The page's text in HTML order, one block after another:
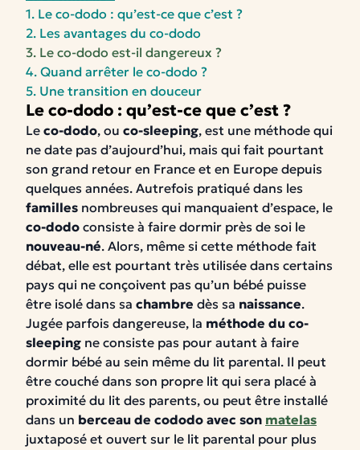
1. Le co-dodo : qu’est-ce que c’est ?
2. Les avantages du co-dodo
3. Le co-dodo est-il dangereux ?
4. Quand arrêter le co-dodo ?
5. Une transition en douceur
Le co-dodo : qu’est-ce que c’est ?
Le co-dodo, ou co-sleeping, est une méthode qui
ne date pas d’aujourd’hui, mais qui fait pourtant
son grand retour en France et en Europe depuis
quelques années. Autrefois pratiqué dans les
familles nombreuses qui manquaient d’espace, le
co-dodo consiste à faire dormir près de soi le
nouveau-né. Alors, même si cette méthode fait
débat, elle est pourtant très utilisée dans certains
pays qui ne conçoivent pas qu’un bébé puisse
être isolé dans sa chambre dès sa naissance.
Jugée parfois dangereuse, la méthode du co-
sleeping ne consiste pas pour autant à faire
dormir bébé au sein même du lit parental. Il peut
être couché dans son propre lit qui sera placé à
proximité du lit des parents, ou peut être installé
dans un berceau de cododo avec son matelas
juxtaposé et ouvert sur le lit parental pour plus